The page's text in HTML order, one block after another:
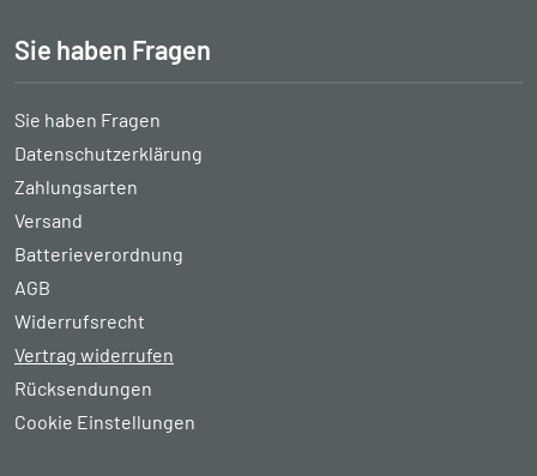
Sie haben Fragen
Sie haben Fragen
Datenschutzerklärung
Zahlungsarten
Versand
Batterieverordnung
AGB
Widerrufsrecht
Vertrag widerrufen
Rücksendungen
Cookie Einstellungen